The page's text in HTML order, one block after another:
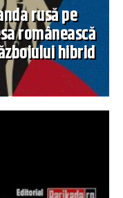
rusă pe
românească
hibrid